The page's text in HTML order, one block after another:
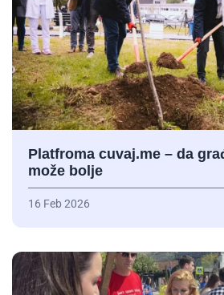
Platfroma cuvaj.me – da
može bolje
16 Feb 2026